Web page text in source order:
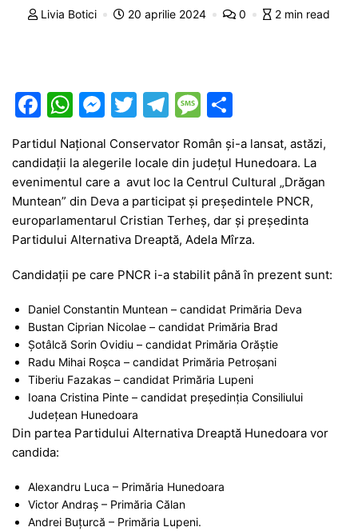
Livia Botici 20 aprilie 2024 0 2 min read
F
c
e
b
o
k
W
h
at
s
A
p
M
s
s
e
n
er
T
itt
er
T
e
gr
a
m
M
e
s
s
a
g
ar
ta
je
a
z
Partidul Național Conservator Român și-a lansat, astăzi,
candidații la alegerile locale din județul Hunedoara. La
evenimentul care a avut loc la Centrul Cultural „Drăgan
Muntean” din Deva a participat și președintele PNCR,
europarlamentarul Cristian Terheș, dar și președinta
Partidului Alternativa Dreaptă, Adela Mîrza.
Candidații pe care PNCR i-a stabilit până în prezent sunt:
Daniel Constantin Muntean – candidat Primăria Deva
Bustan Ciprian Nicolae – candidat Primăria Brad
Șotâlcă Sorin Ovidiu – candidat Primăria Orăștie
Radu Mihai Roșca – candidat Primăria Petroșani
Tiberiu Fazakas – candidat Primăria Lupeni
Ioana Cristina Pinte – candidat președinția Consiliului
Județean Hunedoara
Din partea Partidului Alternativa Dreaptă Hunedoara vor
candida:
Alexandru Luca – Primăria Hunedoara
Victor Andraș – Primăria Călan
Andrei Buțurcă – Primăria Lupeni.